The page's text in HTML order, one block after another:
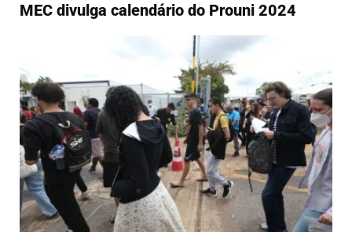
MEC divulga calendário do Prouni 2024